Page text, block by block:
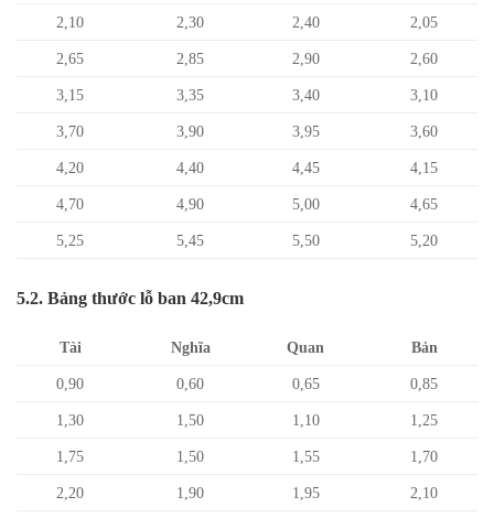
2,10 2,30 2,40 2,05
2,65 2,85 2,90 2,60
3,15 3,35 3,40 3,10
3,70 3,90 3,95 3,60
4,20 4,40 4,45 4,15
4,70 4,90 5,00 4,65
5,25 5,45 5,50 5,20
5.2. Bảng thước lỗ ban 42,9cm
Tài Nghĩa Quan Bản
0,90 0,60 0,65 0,85
1,30 1,50 1,10 1,25
1,75 1,50 1,55 1,70
2,20 1,90 1,95 2,10